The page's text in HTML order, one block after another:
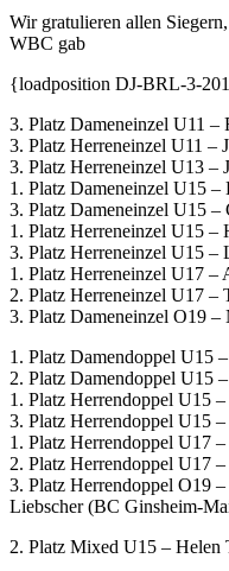
Wir gratulieren allen
WBC gab
{loadposition DJ-BRL-3-
3. Platz Dameneinzel U11 –
3. Platz Herreneinzel U11 –
3. Platz Herreneinzel U13 –
1. Platz Dameneinzel U15 –
3. Platz Dameneinzel U15 –
1. Platz Herreneinzel U15 –
3. Platz Herreneinzel U15 –
1. Platz Herreneinzel U17 –
2. Platz Herreneinzel U17 –
3. Platz Dameneinzel O19 –
1. Platz Damendoppel U15
2. Platz Damendoppel U15
1. Platz Herrendoppel U15
3. Platz Herrendoppel U15
1. Platz Herrendoppel U17
2. Platz Herrendoppel U17
3. Platz Herrendoppel O19
Liebscher (BC Ginsheim-
2. Platz Mixed U15 – Helen